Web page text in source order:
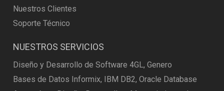
Nuestros Clientes
Soporte Técnico
NUESTROS SERVICIOS
Diseño y Desarrollo de Software 4GL, Genero
Bases de Datos Informix, IBM DB2, Oracle Database